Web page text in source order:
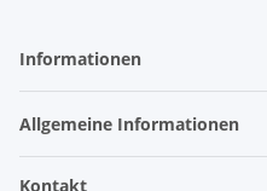
Informationen
Allgemeine Informationen
Kontakt